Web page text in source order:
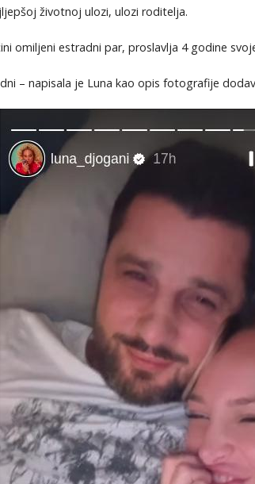
životnoj ulozi, ulozi roditelja.
omiljeni estradni par, proslavlja 4 godine
– napisala je Luna kao opis fotografije